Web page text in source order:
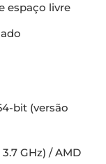
espaço livre
bit (versão
GHz) / AMD